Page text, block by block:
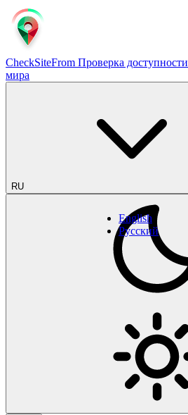
CheckSiteFrom Проверка
мира
RU
English
Русский